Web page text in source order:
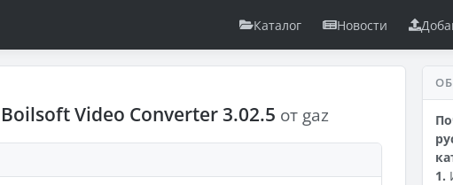
Каталог Новости
Video Converter 3.02.5 от gaz
1.